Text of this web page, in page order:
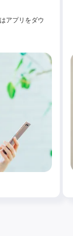
アプリをダウ